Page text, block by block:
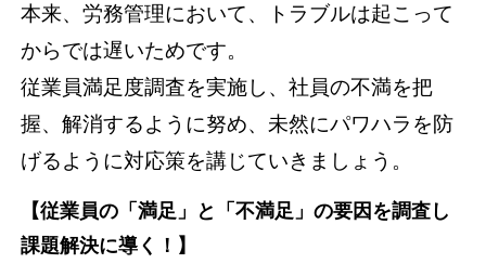
本来、労務管理において、トラブルは起こって
からでは遅いためです。
従業員満足度調査を実施し、社員の不満を把
握、解消するように努め、未然にパワハラを防
げるように対応策を講じていきましょう。
【従業員の「満足」と「不満足」の要因を調査し
課題解決に導く！】